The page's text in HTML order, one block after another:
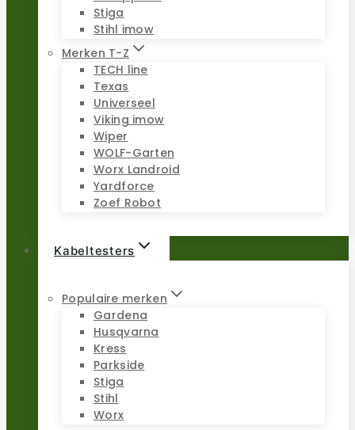
Stiga
Stihl imow
Merken T-Z
TECH line
Texas
Universeel
Viking imow
Wiper
WOLF-Garten
Worx Landroid
Yardforce
Zoef Robot
Kabeltesters
Populaire merken
Gardena
Husqvarna
Kress
Parkside
Stiga
Stihl
Worx